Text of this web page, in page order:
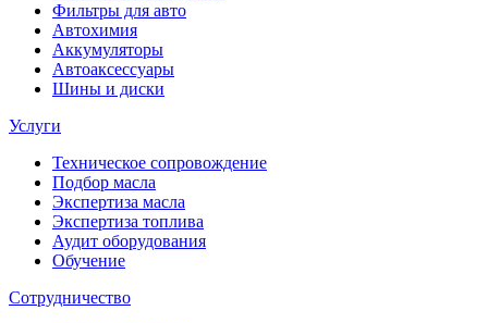
Фильтры для авто
Автохимия
Аккумуляторы
Автоаксессуары
Шины и диски
Услуги
Техническое сопровождение
Подбор масла
Экспертиза масла
Экспертиза топлива
Аудит оборудования
Обучение
Сотрудничество